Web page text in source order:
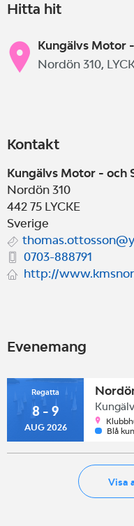
Hitta hit
Kungälvs Motor
Nordön 310,
Kontakt
Kungälvs Motor - och
Nordön 310
442 75 LYCKE
Sverige
0703-888791
http://
Evenemang
Regatta
8 - 9
AUG 2026
Blå
Visa